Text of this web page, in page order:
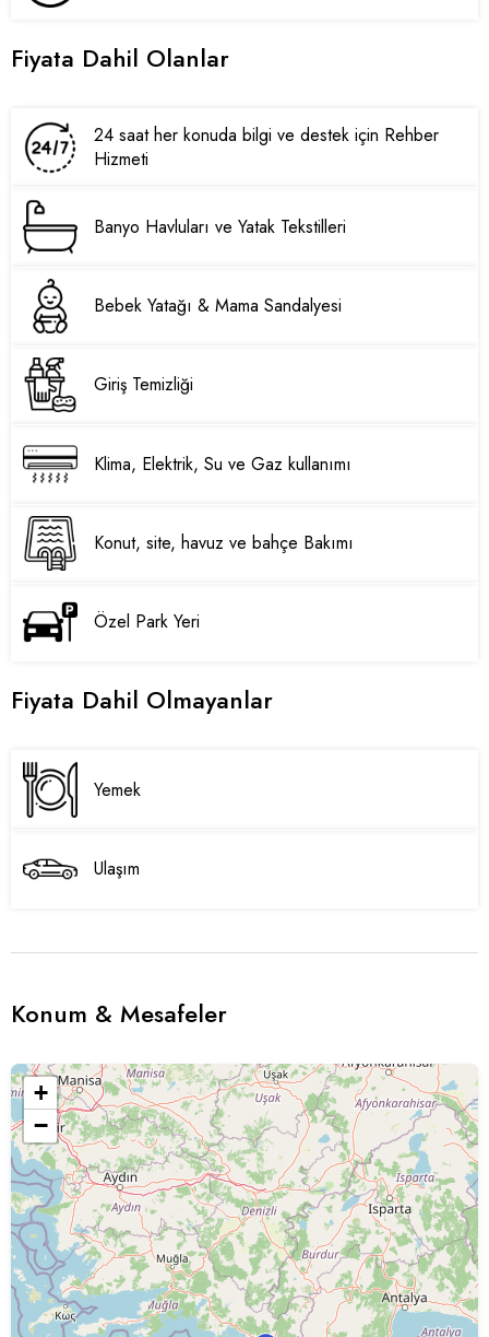
Fiyata Dahil Olanlar
24 saat her konuda bilgi ve destek için Rehber
Hizmeti
Banyo Havluları ve Yatak Tekstilleri
Bebek Yatağı & Mama Sandalyesi
Giriş Temizliği
Klima, Elektrik, Su ve Gaz kullanımı
Konut, site, havuz ve bahçe Bakımı
Özel Park Yeri
Fiyata Dahil Olmayanlar
Yemek
Ulaşım
Konum & Mesafeler
+
−